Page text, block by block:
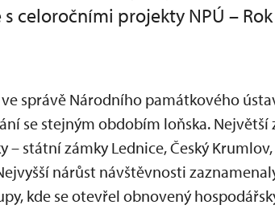
celoročními projekty NPÚ – Rok
správě Národního památkového
se stejným obdobím loňska.
– státní zámky Lednice, Český
nárůst návštěvnosti
kde se otevřel obnovený